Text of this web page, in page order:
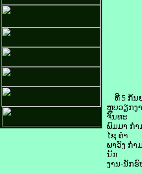
ທີ 5 ກັນ
ຫຼຸບວຽກງ
ຈັນທະ
ພົມມາ ກຳ
ໄຊ ຄໍາ
ພາວົງ ກໍ
ນັກ
ງານ-ນັກຮົ